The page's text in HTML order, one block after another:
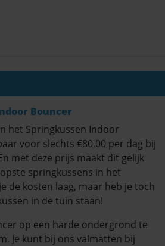
Bouncer
het Springkussen Indoor
voor slechts €80,00 per dag bij
met deze prijs maakt dit gelijk
springkussens in het
de kosten laag, maar heb je toch
in de tuin staan!
op een harde ondergrond te
Je kunt bij ons valmatten bij